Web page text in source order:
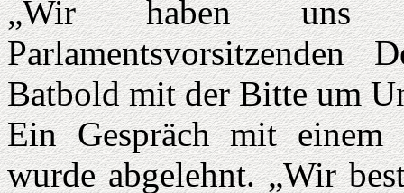
„Wir haben uns
Parlamentsvorsitzenden
Batbold mit der Bitte um
Ein Gespräch mit einem
wurde abgelehnt. „Wir